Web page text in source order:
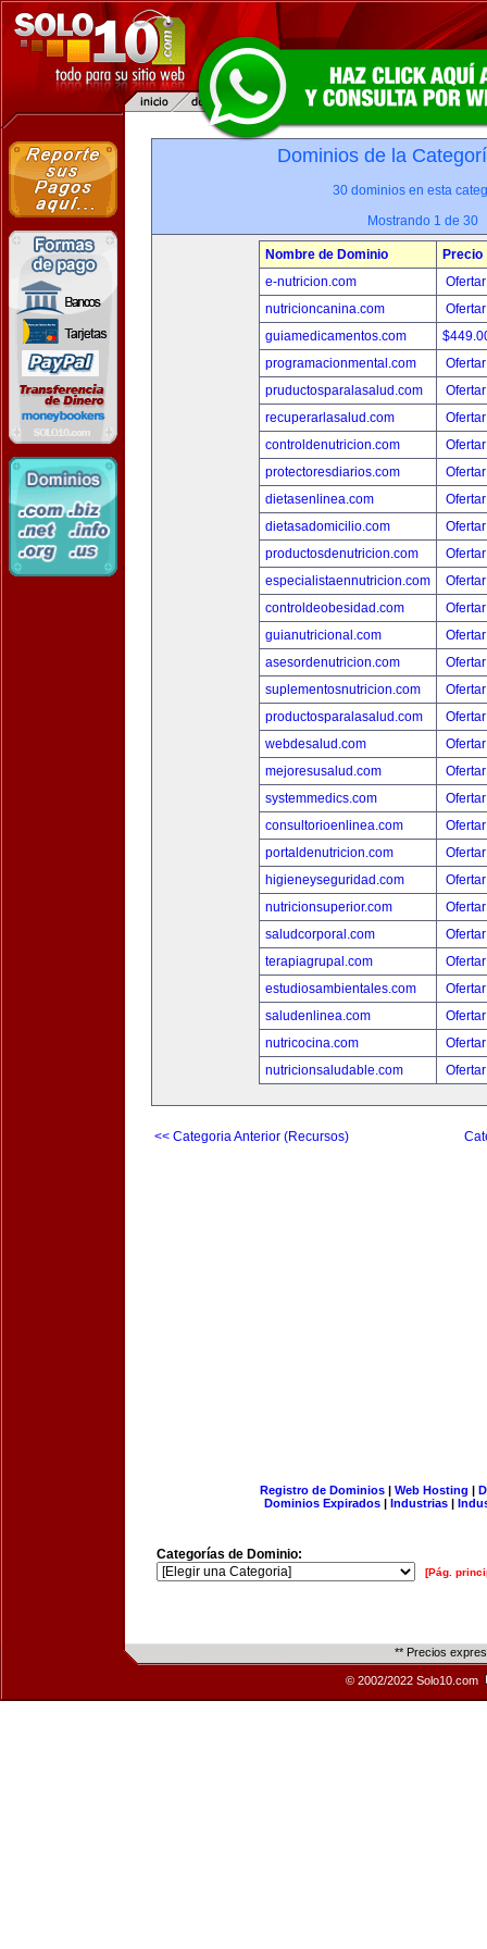
Dominios de la
30 dominios en esta
Mostrando 1 de 30
Nombre de Dominio
Precio
e-nutricion.com
nutricioncanina.com
guiamedicamentos.com
programacionmental.com
pruductosparalasalud.com
recuperarlasalud.com
controldenutricion.com
protectoresdiarios.com
dietasenlinea.com
dietasadomicilio.com
productosdenutricion.com
especialistaennutricion.com
controldeobesidad.com
guianutricional.com
asesordenutricion.com
suplementosnutricion.com
productosparalasalud.com
webdesalud.com
mejoresusalud.com
systemmedics.com
consultorioenlinea.com
portaldenutricion.com
higieneyseguridad.com
nutricionsuperior.com
saludcorporal.com
terapiagrupal.com
estudiosambientales.com
saludenlinea.com
nutricocina.com
nutricionsaludable.com
<< Categoria Anterior (Recursos)
Registro de Dominios| Web Hosting |
Dominios Expirados | Industrias |
Categorías de Dominio:
[Pág.
** Precios
© 2002/2022 Solo10.com